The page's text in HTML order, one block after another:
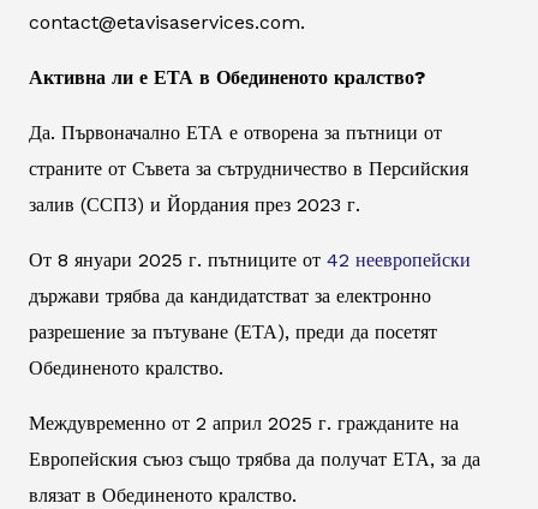
contact@etavisaservices.com.
Активна ли е ЕТА в Обединеното кралство?
Да. Първоначално ЕТА е отворена за пътници от
страните от Съвета за сътрудничество в Персийския
залив (ССПЗ) и Йордания през 2023 г.
От 8 януари 2025 г. пътниците от 42 неевропейски
държави трябва да кандидатстват за електронно
разрешение за пътуване (ЕТА), преди да посетят
Обединеното кралство.
Междувременно от 2 април 2025 г. гражданите на
Европейския съюз също трябва да получат ЕТА, за да
влязат в Обединеното кралство.